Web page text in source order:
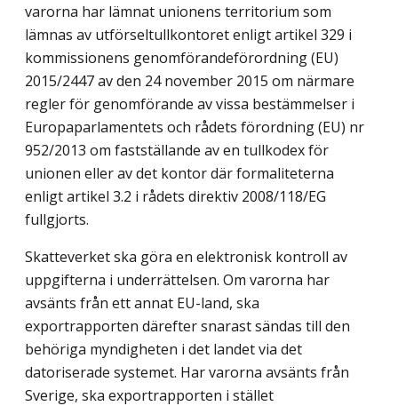
varorna har lämnat unionens territorium som
lämnas av utförseltullkontoret enligt artikel 329 i
kommissionens genomförandeförordning (EU)
2015/2447 av den 24 november 2015 om närmare
regler för genomförande av vissa bestämmelser i
Europaparlamentets och rådets förordning (EU) nr
952/2013 om fastställande av en tullkodex för
unionen eller av det kontor där formaliteterna
enligt artikel 3.2 i rådets direktiv 2008/118/EG
fullgjorts.
Skatteverket ska göra en elektronisk kontroll av
uppgifterna i underrättelsen. Om varorna har
avsänts från ett annat EU-land, ska
exportrapporten därefter snarast sändas till den
behöriga myndigheten i det landet via det
datoriserade systemet. Har varorna avsänts från
Sverige, ska exportrapporten i stället